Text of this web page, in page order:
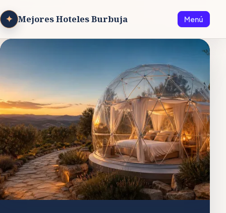
✦ Mejores Hoteles Burbuja Menú